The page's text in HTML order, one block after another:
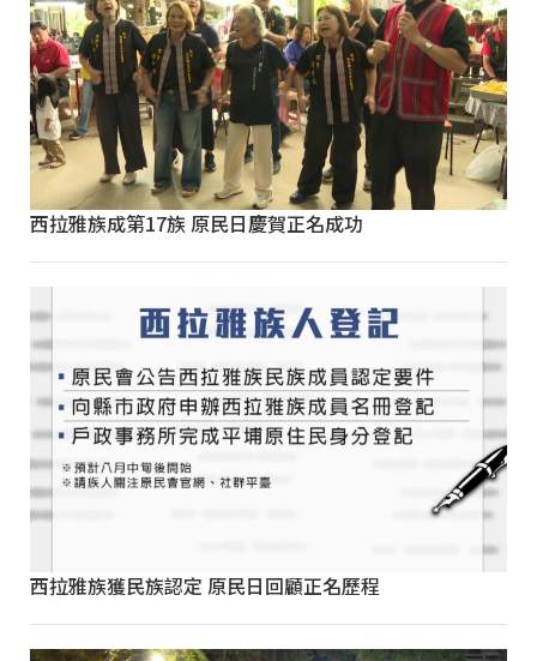
西拉雅族成第17族 原民日慶賀正名成功
西拉雅族獲民族認定 原民日回顧正名歷程